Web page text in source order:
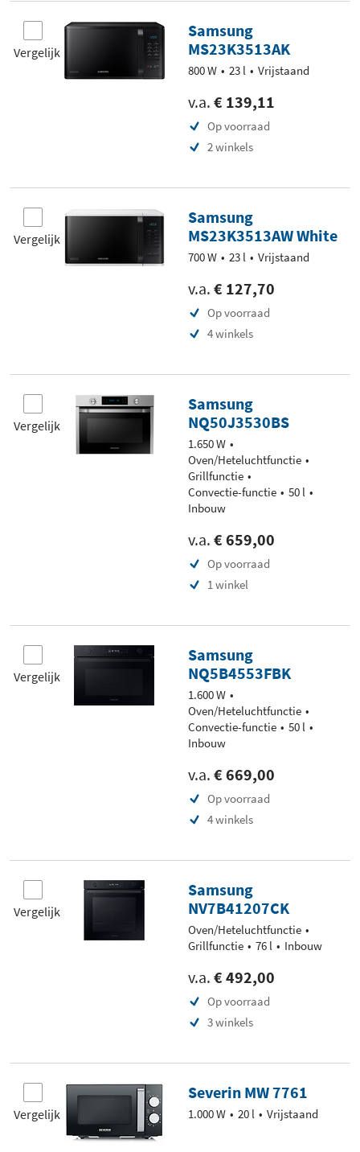
Vergelijk
Samsung
MS23K3513AK
800 W 23 l Vrijstaand
v.a. € 139,11
Op voorraad
2 winkels
Vergelijk
Samsung
MS23K3513AW White
700 W 23 l Vrijstaand
v.a. € 127,70
Op voorraad
4 winkels
Vergelijk
Samsung
NQ50J3530BS
1.650 W
Oven/Heteluchtfunctie
Grillfunctie
Convectie-functie
50 l
Inbouw
v.a. € 659,00
Op voorraad
1 winkel
Vergelijk
Samsung
NQ5B4553FBK
1.600 W
Oven/Heteluchtfunctie
Convectie-functie
50 l
Inbouw
v.a. € 669,00
Op voorraad
4 winkels
Vergelijk
Samsung
NV7B41207CK
Oven/Heteluchtfunctie
Grillfunctie
76 l Inbouw
v.a. € 492,00
Op voorraad
3 winkels
Vergelijk
Severin MW 7761
1.000 W 20 l Vrijstaand